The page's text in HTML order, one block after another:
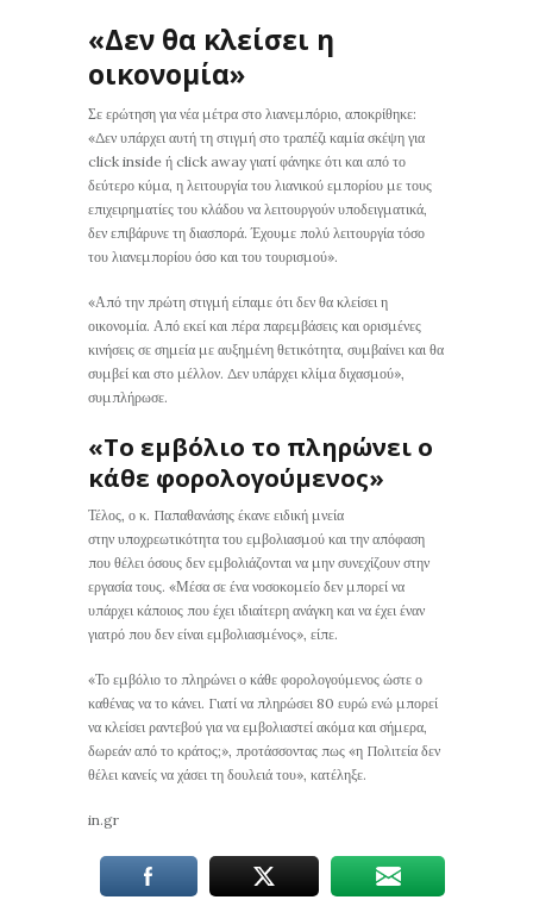
«Δεν θα κλείσει η
οικονομία»
Σε ερώτηση για νέα μέτρα στο λιανεμπόριο, αποκρίθηκε:
«Δεν υπάρχει αυτή τη στιγμή στο τραπέζι καμία σκέψη για
click inside ή click away γιατί φάνηκε ότι και από το
δεύτερο κύμα, η λειτουργία του λιανικού εμπορίου με τους
επιχειρηματίες του κλάδου να λειτουργούν υποδειγματικά,
δεν επιβάρυνε τη διασπορά. Έχουμε πολύ λειτουργία τόσο
του λιανεμπορίου όσο και του τουρισμού».
«Από την πρώτη στιγμή είπαμε ότι δεν θα κλείσει η
οικονομία. Από εκεί και πέρα παρεμβάσεις και ορισμένες
κινήσεις σε σημεία με αυξημένη θετικότητα, συμβαίνει και θα
συμβεί και στο μέλλον. Δεν υπάρχει κλίμα διχασμού»,
συμπλήρωσε.
«Το εμβόλιο το πληρώνει ο
κάθε φορολογούμενος»
Τέλος, ο κ. Παπαθανάσης έκανε ειδική μνεία
στην υποχρεωτικότητα του εμβολιασμού και την απόφαση
που θέλει όσους δεν εμβολιάζονται να μην συνεχίζουν στην
εργασία τους. «Μέσα σε ένα νοσοκομείο δεν μπορεί να
υπάρχει κάποιος που έχει ιδιαίτερη ανάγκη και να έχει έναν
γιατρό που δεν είναι εμβολιασμένος», είπε.
«Το εμβόλιο το πληρώνει ο κάθε φορολογούμενος ώστε ο
καθένας να το κάνει. Γιατί να πληρώσει 80 ευρώ ενώ μπορεί
να κλείσει ραντεβού για να εμβολιαστεί ακόμα και σήμερα,
δωρεάν από το κράτος;», προτάσσοντας πως «η Πολιτεία δεν
θέλει κανείς να χάσει τη δουλειά του», κατέληξε.
in.gr